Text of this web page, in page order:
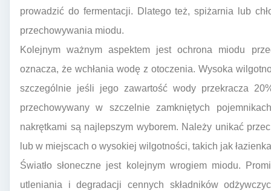
prowadzić do fermentacji. Dlatego też, spiżarnia lub
przechowywania miodu.
Kolejnym ważnym aspektem jest ochrona miodu
oznacza, że wchłania wodę z otoczenia. Wysoka
szczególnie jeśli jego zawartość wody przekracza
przechowywany w szczelnie zamkniętych
nakrętkami są najlepszym wyborem. Należy unikać
lub w miejscach o wysokiej wilgotności, takich jak
Światło słoneczne jest kolejnym wrogiem miodu.
utleniania i degradacji cennych składników